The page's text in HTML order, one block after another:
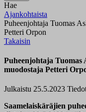
Hae
Ajankohtaista
Puheenjohtaja Tuomas
Petteri Orpon
Takaisin
Puheenjohtaja Tuomas
muodostaja Petteri
Julkaistu 25.5.2023
Saamelaiskäräjien